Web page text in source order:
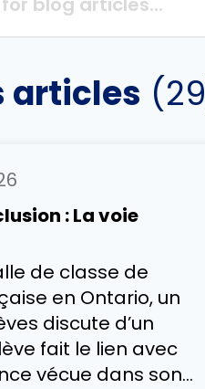
articles (29
: La voie
de classe de
en Ontario, un
discute d’un
fait le lien avec
vécue dans son